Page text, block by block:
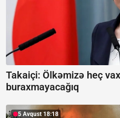
Takaiçi: Ölkəmizə heç
buraxmayacağıq
5 Avqust 18:18